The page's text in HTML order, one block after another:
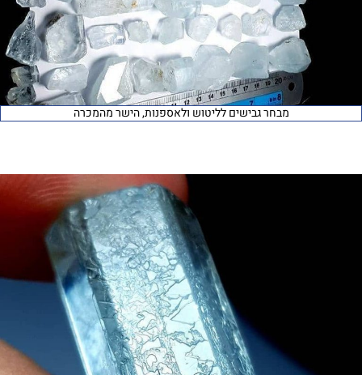
מבחר גבישים לליטוש ולאספנות, הישר מהמכרה